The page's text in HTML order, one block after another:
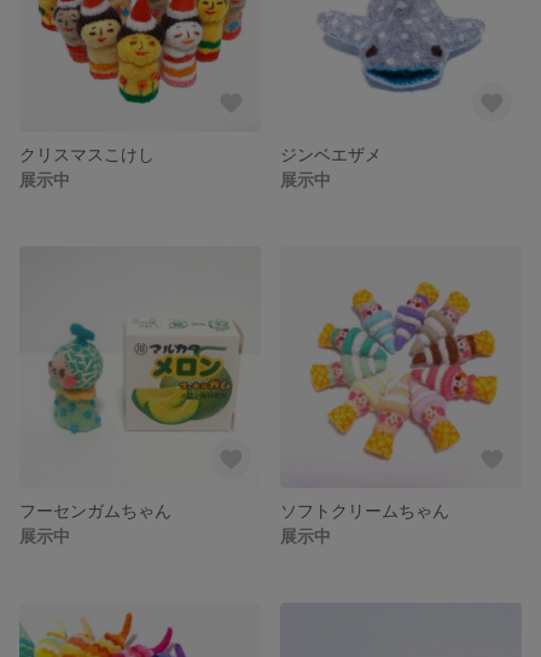
クリスマスこけし
展示中
ジンベエザメ
展示中
フーセンガムちゃん
展示中
ソフトクリームちゃん
展示中